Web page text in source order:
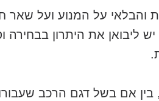
על המנוע ועל שאר
ליבואן את היתרון בבחירה
אם בשל דגם הרכב